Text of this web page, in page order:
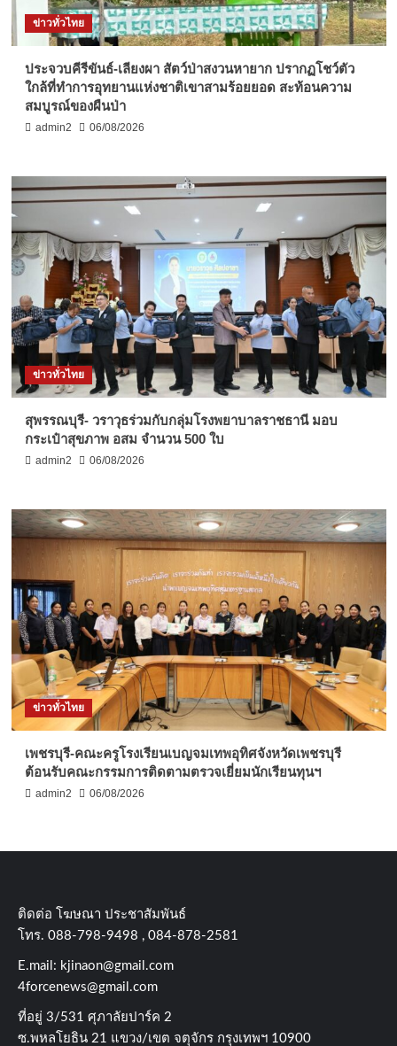
ข่าวทั่วไทย
ประจวบคีรีขันธ์-เลียงผา สัตว์ป่าสงวนหายาก ปรากฏโชว์ตัว
ใกล้ที่ทำการอุทยานแห่งชาติเขาสามร้อยยอด สะท้อนความ
สมบูรณ์ของผืนป่า
admin2 06/08/2026
ข่าวทั่วไทย
สุพรรณบุรี- วราวุธร่วมกับกลุ่มโรงพยาบาลราชธานี มอบ
กระเป๋าสุขภาพ อสม จำนวน 500 ใบ
admin2 06/08/2026
ข่าวทั่วไทย
เพชรบุรี-คณะครูโรงเรียนเบญจมเทพอุทิศจังหวัดเพชรบุรี
ต้อนรับคณะกรรมการติดตามตรวจเยี่ยมนักเรียนทุนฯ
admin2 06/08/2026
ติดต่อ​ โฆษณา​ ประชาสัมพันธ์
โทร​. 088-798-9498 , 084-878-2581
E.mail: kjinaon@gmail.com
4forcenews@gmail.com
ที่อยู่​ 3/531​ ศุภาลัยปาร์ค​ 2
ซ.พหลโยธิน​ 21​ แขวง/เขต​ จตุจักร​ กรุงเทพฯ 10900